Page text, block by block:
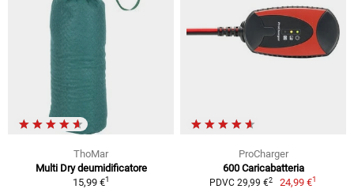
ThoMar
Multi Dry deumidificatore
15,99 €1
ProCharger
600 Caricabatteria
PDVC 29,99 €2 24,99 €1